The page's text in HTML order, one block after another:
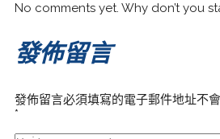
No comments yet. Why don’t you
發佈留言
發佈留言必須填寫的電子郵件地址不
*